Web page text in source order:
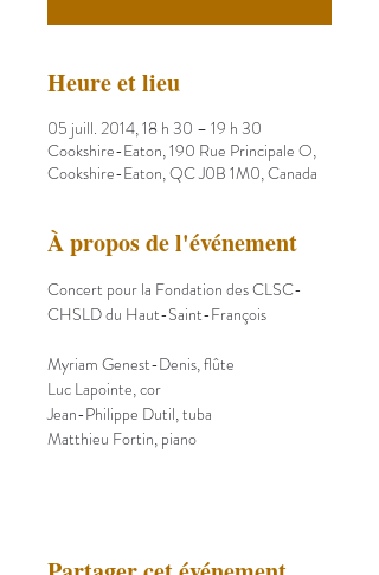
Heure et lieu
05 juill. 2014, 18 h 30 – 19 h 30
Cookshire-Eaton, 190 Rue Principale O,
Cookshire-Eaton, QC J0B 1M0, Canada
À propos de l'événement
Concert pour la Fondation des CLSC-
CHSLD du Haut-Saint-François
Myriam Genest-Denis, flûte
Luc Lapointe, cor
Jean-Philippe Dutil, tuba
Matthieu Fortin, piano